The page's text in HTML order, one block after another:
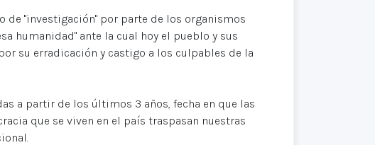
de "investigación" por parte de los organismos
humanidad" ante la cual hoy el pueblo y sus
su erradicación y castigo a los culpables de la
a partir de los últimos 3 años, fecha en que las
que se viven en el país traspasan nuestras